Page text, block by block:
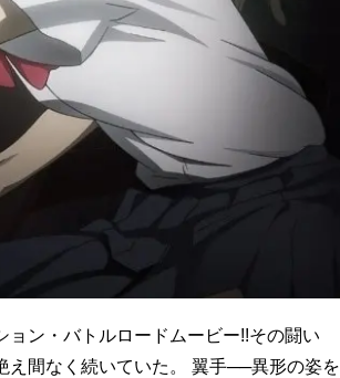
ン・バトルロードムービー!!その闘い
え間なく続いていた。 翼手──異形の姿を
radio 大直会 2nd season